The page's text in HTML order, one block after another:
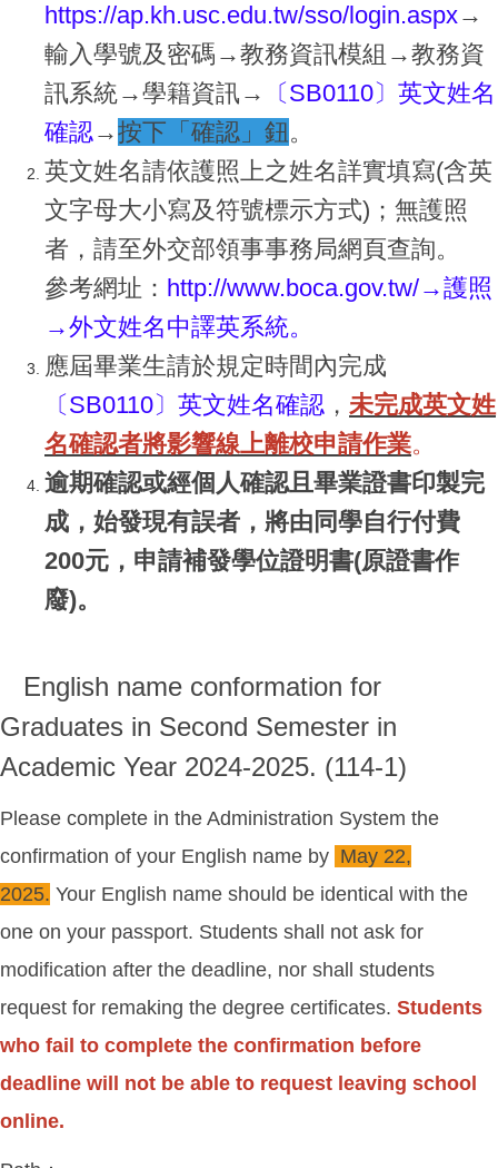
https://ap.kh.usc.edu.tw/sso/login.aspx→
輸入學號及密碼→教務資訊模組→教務資
訊系統→學籍資訊→
〔SB0110〕英文姓名
確認→按下「確認」 鈕。
英文姓名請依護照上之姓名詳實填寫(含英
文字母大小寫及符號標示方式)；無護照
者，請至外交部領事事務局網頁查詢。
參考網址： http://www.boca.gov.tw/→護照
→外文姓名中譯英系統。
應屆畢業生請於規定時間內完成
〔SB0110〕英文姓名確認 ， 未完成英文姓
名確認者將影響線上離校申請作業。
逾期確認或經個人確認且畢業證書印製完
成，始發現有誤者，將由同學自行付費
200元，申請補發學位證明書(原證書作
廢)。
English name conformation for
Graduates in Second Semester in
Academic Year 2024-2025. (114-1)
Please complete in the Administration System the
confirmation of your English name by May 22,
2025. Your English name should be identical with the
one on your passport. Students shall not ask for
modification after the deadline, nor shall students
request for remaking the degree certificates. Students
who fail to complete the confirmation before
deadline will not be able to request leaving school
online.